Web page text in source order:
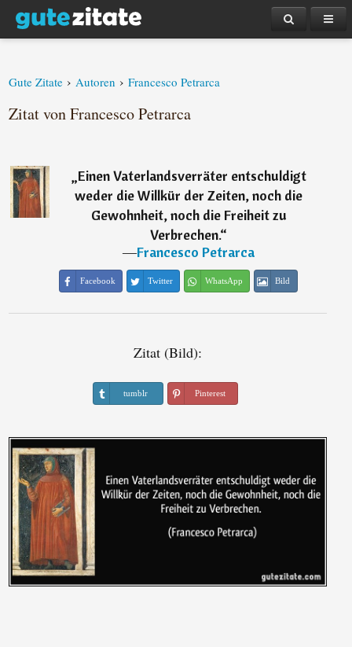
Gute Zitate › Autoren › Francesco Petrarca
Zitat von Francesco Petrarca
„Einen Vaterlandsverräter entschuldigt
weder die Willkür der Zeiten, noch die
Gewohnheit, noch die Freiheit zu
Verbrechen.“
―Francesco Petrarca
Facebook Twitter WhatsApp Bild
Zitat (Bild):
tumblr Pinterest